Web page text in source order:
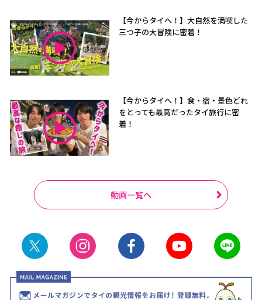
【今からタイへ！】大自然を満喫した
三つ子の大冒険に密着！
【今からタイへ！】食・宿・景色どれ
をとっても最高だったタイ旅行に密
着！
動画一覧へ